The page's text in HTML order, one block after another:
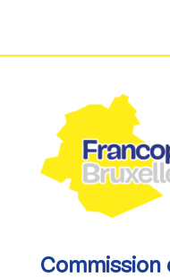
Commission